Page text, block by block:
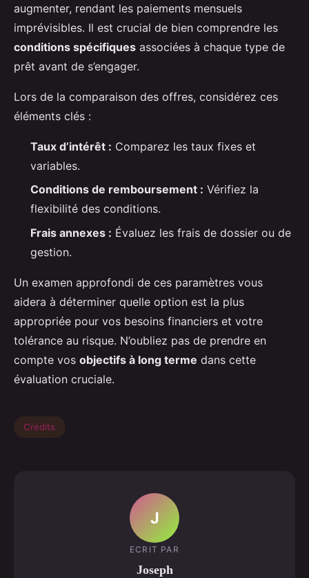
augmenter, rendant les paiements mensuels
imprévisibles. Il est crucial de bien comprendre les
conditions spécifiques associées à chaque type de
prêt avant de s’engager.
Lors de la comparaison des offres, considérez ces
éléments clés :
Taux d’intérêt : Comparez les taux fixes et
variables.
Conditions de remboursement : Vérifiez la
flexibilité des conditions.
Frais annexes : Évaluez les frais de dossier ou de
gestion.
Un examen approfondi de ces paramètres vous
aidera à déterminer quelle option est la plus
appropriée pour vos besoins financiers et votre
tolérance au risque. N’oubliez pas de prendre en
compte vos objectifs à long terme dans cette
évaluation cruciale.
Crédits
J
ECRIT PAR
Joseph